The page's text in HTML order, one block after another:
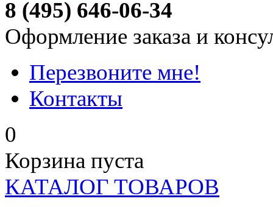
8 (495) 646-06-34
Оформление заказа и
Перезвоните мне!
Контакты
0
Корзина пуста
КАТАЛОГ ТОВАРОВ